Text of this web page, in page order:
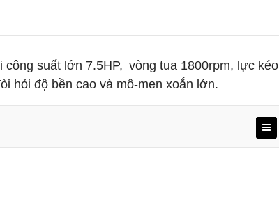
công suất lớn 7.5HP, vòng tua 1800rpm, lực kéo
hỏi độ bền cao và mô-men xoắn lớn.